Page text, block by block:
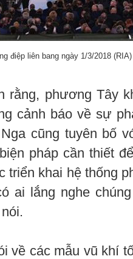
điệp liên bang ngày 1/3/2018 (RIA)
rằng, phương Tây
cảnh báo về sự
cũng tuyên bố
pháp cần thiết
triển khai hệ thống
ai lắng nghe
về các mẫu vũ khí